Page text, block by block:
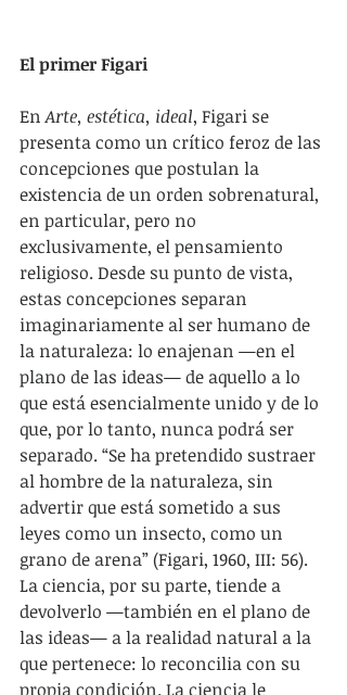
El primer Figari
En Arte, estética, ideal, Figari se
presenta como un crítico feroz de las
concepciones que postulan la
existencia de un orden sobrenatural,
en particular, pero no
exclusivamente, el pensamiento
religioso. Desde su punto de vista,
estas concepciones separan
imaginariamente al ser humano de
la naturaleza: lo enajenan —en el
plano de las ideas— de aquello a lo
que está esencialmente unido y de lo
que, por lo tanto, nunca podrá ser
separado. “Se ha pretendido sustraer
al hombre de la naturaleza, sin
advertir que está sometido a sus
leyes como un insecto, como un
grano de arena” (Figari, 1960, III: 56).
La ciencia, por su parte, tiende a
devolverlo —también en el plano de
las ideas— a la realidad natural a la
que pertenece: lo reconcilia con su
propia condición. La ciencia le